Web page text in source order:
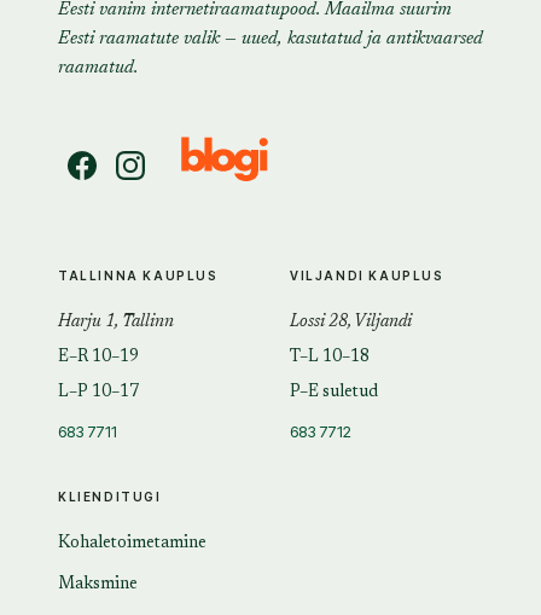
Eesti vanim internetiraamatupood. Maailma suurim
Eesti raamatute valik — uued, kasutatud ja antikvaarsed
raamatud.
KLIENDITUGI
Kohaletoimetamine
Maksmine
TALLINNA KAUPLUS
Harju 1, Tallinn
E–R 10–19
L–P 10–17
683 7711
VILJANDI KAUPLUS
Lossi 28, Viljandi
T–L 10–18
P–E suletud
683 7712